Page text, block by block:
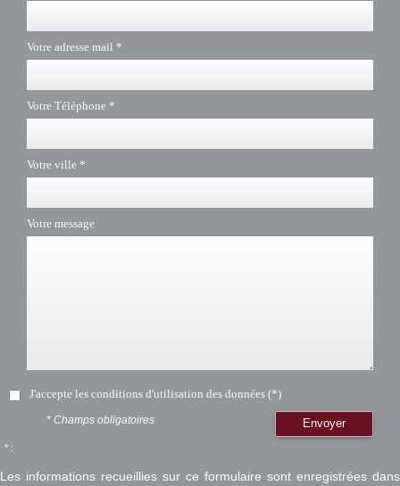
Votre adresse mail *
Votre Téléphone *
Votre ville *
Votre message
J'accepte les conditions d'utilisation des données (*)
Envoyer
* Champs obligatoires
* :
Les informations recueillies sur ce formulaire sont enregistrées dans